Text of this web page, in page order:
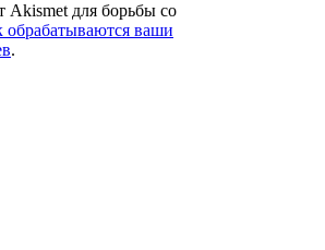
Akismet для борьбы со
обрабатываются ваши
.